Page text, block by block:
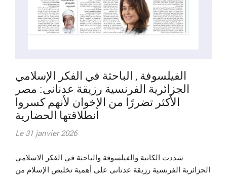
الفيلسوفة , الباحثة في الفكر الإسلامي
الجزائرية الفرنسية رزيقة عدنانى: مصر
الأكثر تضررًا من الإخوان لأنهم كسروا
انطلاقتها الحضارية
Le 31 janvier 2026
شددت الكاتبة والفيلسوفة والباحثة في الفكر الاسلامي
الجزائرية الفرنسية رزيقة عدنانى على أهمية تخليص الإسلام من